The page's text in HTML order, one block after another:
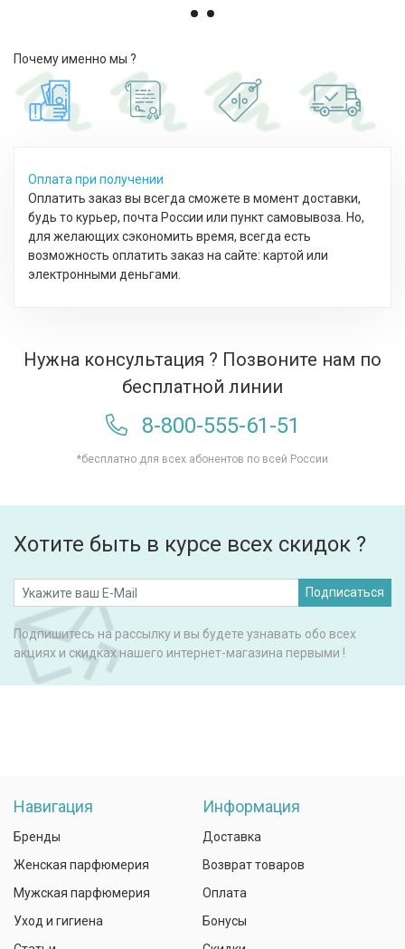
Почему именно мы ?
Оплата при получении
Оплатить заказ вы всегда сможете в момент доставки,
будь то курьер, почта России или пункт самовывоза. Но,
для желающих сэкономить время, всегда есть
возможность оплатить заказ на сайте: картой или
электронными деньгами.
Нужна консультация ? Позвоните нам по
бесплатной линии
8-800-555-61-51
*бесплатно для всех абонентов по всей России
Хотите быть в курсе всех скидок ?
Подписаться
Подпишитесь на рассылку и вы будете узнавать обо всех
акциях и скидках нашего интернет-магазина первыми !
Навигация
Бренды
Женская парфюмерия
Мужская парфюмерия
Уход и гигиена
Информация
Доставка
Возврат товаров
Оплата
Бонусы